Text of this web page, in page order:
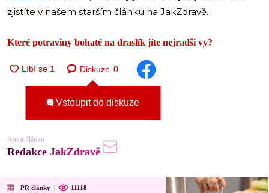
zjistíte v našem starším článku na JakZdravě.
Které potraviny bohaté na draslík jíte nejradši vy?
Diskuze 0
Vstoupit do diskuze
Autor článku
Redakce JakZdravě
PR články | 11118